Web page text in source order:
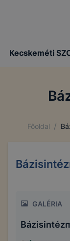
Kecskeméti
Főoldal /
GALÉRIA